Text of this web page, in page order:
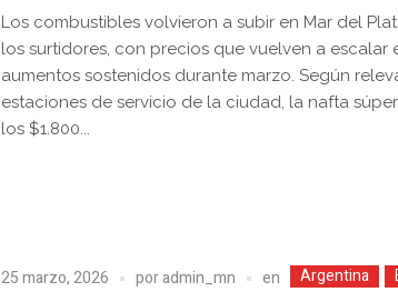
Los combustibles volvieron a subir en Mar del
los surtidores, con precios que vuelven a
aumentos sostenidos durante marzo. Según
estaciones de servicio de la ciudad, la nafta
los $1.800...
25 marzo, 2026 poradmin_mn en Argentina